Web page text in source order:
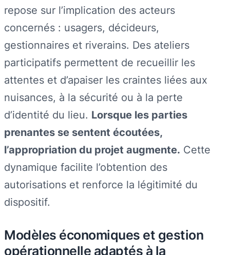
repose sur l’implication des acteurs
concernés : usagers, décideurs,
gestionnaires et riverains. Des ateliers
participatifs permettent de recueillir les
attentes et d’apaiser les craintes liées aux
nuisances, à la sécurité ou à la perte
d’identité du lieu. Lorsque les parties
prenantes se sentent écoutées,
l’appropriation du projet augmente. Cette
dynamique facilite l’obtention des
autorisations et renforce la légitimité du
dispositif.
Modèles économiques et gestion
opérationnelle adaptés à la